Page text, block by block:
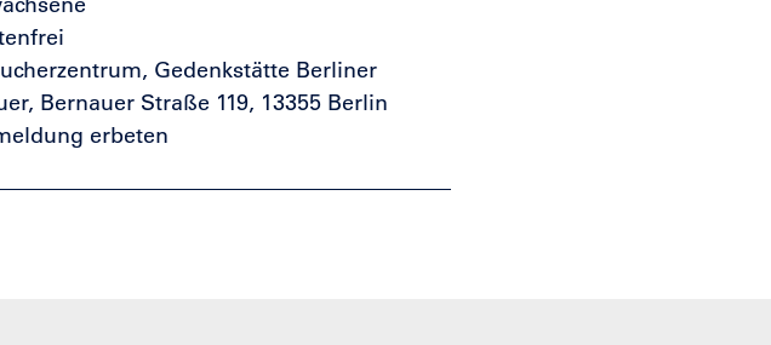
Gedenkstätte Berliner
Bernauer Straße 119, 13355 Berlin
erbeten